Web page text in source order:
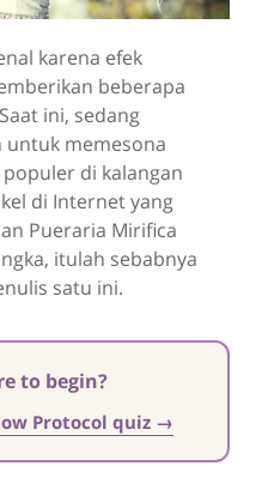
karena efek
beberapa
ini, sedang
untuk memesona
di kalangan
di Internet yang
Pueraria Mirifica
itulah sebabnya
satu ini.
to begin?
Protocol quiz →